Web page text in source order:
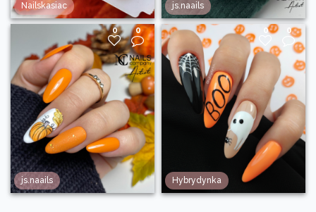
Nailskasiac js.naails
0 0
js.naails
0 0
Hybrydynka